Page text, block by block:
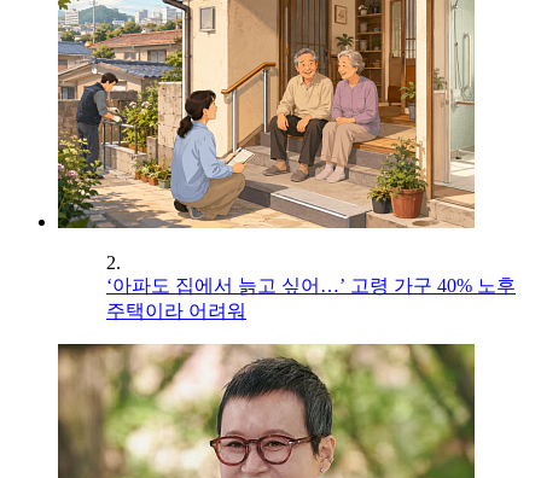
2.
‘아파도 집에서 늙고 싶어…’ 고령 가구 40% 노후
주택이라 어려워